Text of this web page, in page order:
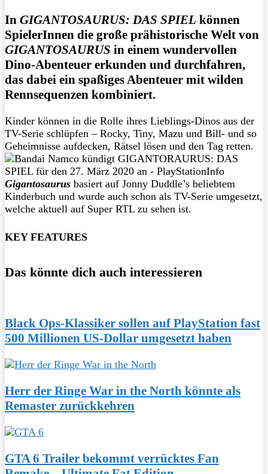
In GIGANTOSAURUS: DAS SPIEL können
SpielerInnen die große prähistorische Welt von
GIGANTOSAURUS in einem wundervollen
Dino-Abenteuer erkunden und durchfahren,
das dabei ein spaßiges Abenteuer mit wilden
Rennsequenzen kombiniert.
Kinder können in die Rolle ihres Lieblings-Dinos aus der
TV-Serie schlüpfen – Rocky, Tiny, Mazu und Bill- und so
Geheimnisse aufdecken, Rätsel lösen und den Tag retten.
Gigantosaurus basiert auf Jonny Duddle’s beliebtem
Kinderbuch und wurde auch schon als TV-Serie umgesetzt,
welche aktuell auf Super RTL zu sehen ist.
KEY FEATURES
Das könnte dich auch interessieren
Black Ops-Klassiker sollen auf PlayStation fast
500 Millionen US-Dollar umgesetzt haben
Herr der Ringe War in the North könnte als
Remaster zurückkehren
GTA 6 Trailer bekommt verrücktes Fan